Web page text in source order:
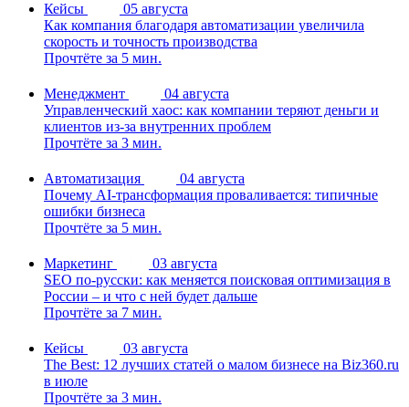
Кейсы
05 августа
Как компания благодаря автоматизации увеличила
скорость и точность производства
Прочтёте за 5 мин.
Менеджмент
04 августа
Управленческий хаос: как компании теряют деньги и
клиентов из-за внутренних проблем
Прочтёте за 3 мин.
Автоматизация
04 августа
Почему AI-трансформация проваливается: типичные
ошибки бизнеса
Прочтёте за 5 мин.
Маркетинг
03 августа
SEO по-русски: как меняется поисковая оптимизация в
России – и что с ней будет дальше
Прочтёте за 7 мин.
Кейсы
03 августа
The Best: 12 лучших статей о малом бизнесе на Biz360.ru
в июле
Прочтёте за 3 мин.